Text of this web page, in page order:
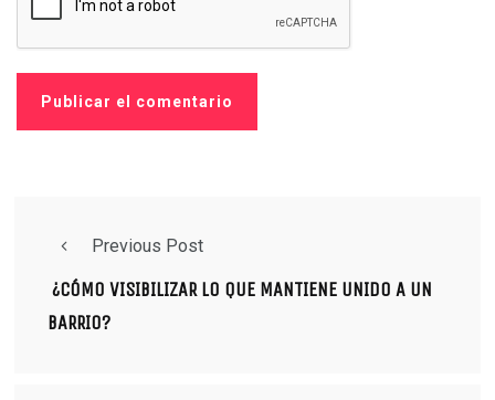
Previous Post
¿CÓMO VISIBILIZAR LO QUE MANTIENE UNIDO A UN
BARRIO?